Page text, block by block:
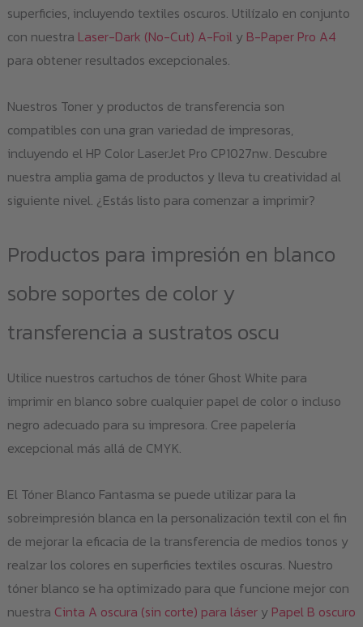
superficies, incluyendo textiles oscuros. Utilízalo en conjunto
con nuestra Laser-Dark (No-Cut) A-Foily B-Paper Pro A4
para obtener resultados excepcionales.
Nuestros Toner y productos de transferencia son
compatibles con una gran variedad de impresoras,
incluyendo el HP Color LaserJet Pro CP1027nw. Descubre
nuestra amplia gama de productos y lleva tu creatividad al
siguiente nivel. ¿Estás listo para comenzar a imprimir?
Productos para impresión en blanco
sobre soportes de color y
transferencia a sustratos oscu
Utilice nuestros cartuchos de tóner Ghost White para
imprimir en blanco sobre cualquier papel de color o incluso
negro adecuado para su impresora. Cree papelería
excepcional más allá de CMYK.
El Tóner Blanco Fantasma se puede utilizar para la
sobreimpresión blanca en la personalización textil con el fin
de mejorar la eficacia de la transferencia de medios tonos y
realzar los colores en superficies textiles oscuras. Nuestro
tóner blanco se ha optimizado para que funcione mejor con
nuestra Cinta A oscura (sin corte) para lásery Papel B oscuro